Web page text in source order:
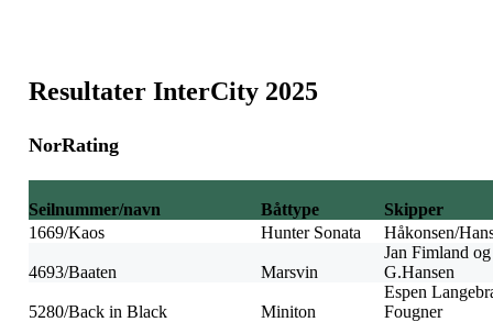
Resultater InterCity 2025
NorRating
Seilnummer/navn Båttype
Skipper
1669/Kaos
Hunter Sonata Håkonsen/
4693/Baaten Marsvin
Jan Fimland
G.Hansen
5280/Back in Black Miniton
Espen
Fougner